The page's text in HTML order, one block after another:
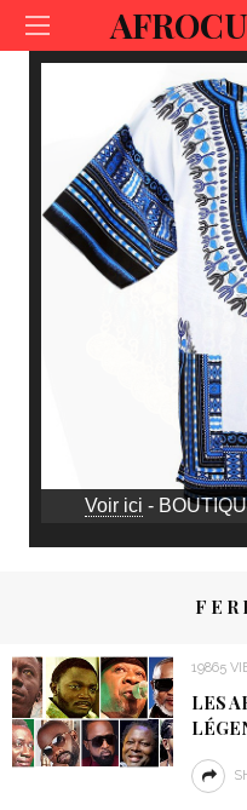
Voir ici -
19865
LES